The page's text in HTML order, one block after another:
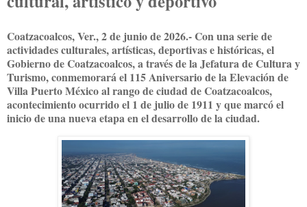
Coatzacoalcos, Ver., 2 de junio de 2026.- Con una serie de
actividades culturales, artísticas, deportivas e históricas, el
Gobierno de Coatzacoalcos, a través de la Jefatura de Cultura y
Turismo, conmemorará el 115 Aniversario de la Elevación de
Villa Puerto México al rango de ciudad de Coatzacoalcos,
acontecimiento ocurrido el 1 de julio de 1911 y que marcó el
inicio de una nueva etapa en el desarrollo de la ciudad.